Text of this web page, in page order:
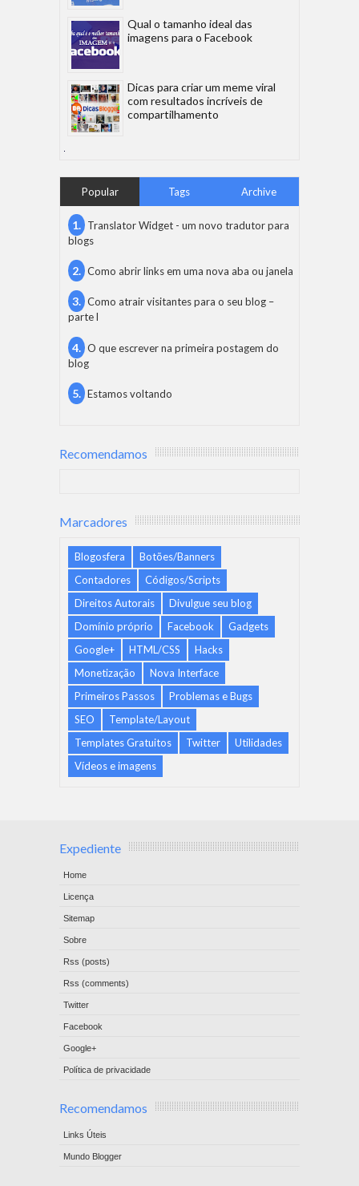
Qual o tamanho ideal das
imagens para o Facebook
Dicas para criar um meme viral
com resultados incríveis de
compartilhamento
Popular Tags Archive
Translator Widget - um novo tradutor para
blogs
Como abrir links em uma nova aba ou janela
Como atrair visitantes para o seu blog –
parte l
O que escrever na primeira postagem do
blog
Estamos voltando
Recomendamos
Marcadores
Blogosfera
Botões/Banners
Contadores
Códigos/Scripts
Direitos Autorais
Divulgue seu blog
Domínio próprio
Facebook
Gadgets
Google+
HTML/CSS
Hacks
Monetização
Nova Interface
Primeiros Passos
Problemas e Bugs
SEO
Template/Layout
Templates Gratuitos
Twitter
Utilidades
Vídeos e imagens
Expediente
Home
Licença
Sitemap
Sobre
Rss (posts)
Rss (comments)
Twitter
Facebook
Google+
Política de privacidade
Recomendamos
Links Úteis
Mundo Blogger